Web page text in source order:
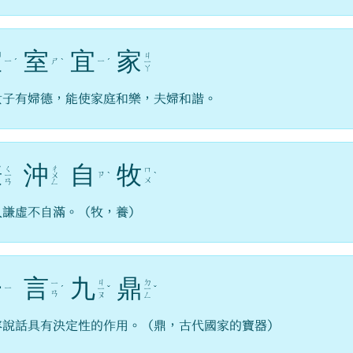
ㄧ ˊ 室 ㄕ ˋ 宜 ㄧ ˊ 家 ㄐ
ㄧ
ㄚ
有婦德，能使家庭和樂，夫婦和諧。
ㄑ
ㄧ
ㄢ 沖 ㄔ
ㄨ
ㄥ 自 ㄗ ˋ 牧 ㄇ
ㄨ ˋ
虛不自滿。（牧，養）
ㄧ 言 ㄧ
ㄢ ˊ 九 ㄐ
ㄧ
ㄡ
ˇ 鼎 ㄉ
ㄧ
ㄥ
ˇ
話具有決定性的作用。（鼎，古代國家的寶器）